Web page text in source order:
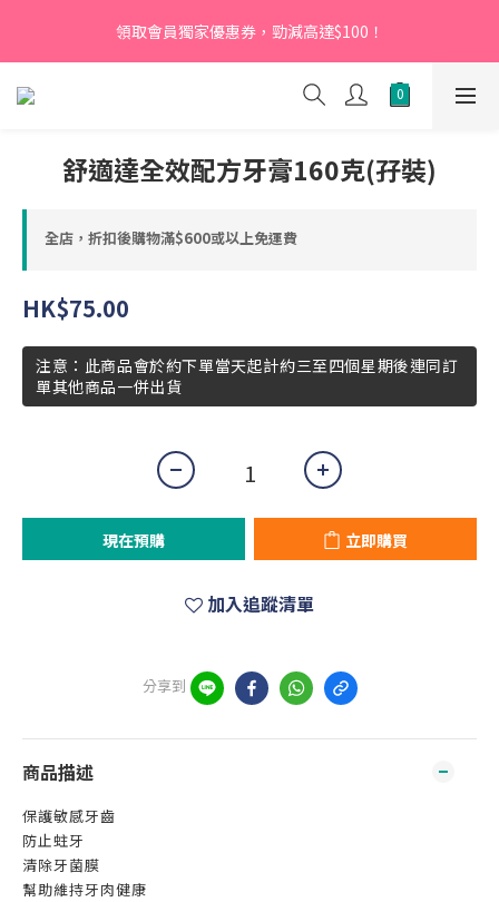
【新會員】即日起至2026月12月31日，首次下單輸入優惠碼
「NEW95」即可享95折
領取會員獨家優惠券，勁減高達$100！
【新會員】即日起至2026月12月31日，首次下單輸入優惠碼
「NEW95」即可享95折
舒適達全效配方牙膏160克(孖裝)
全店，折扣後購物滿$600或以上免運費
HK$75.00
注意：此商品會於約下單當天起計約三至四個星期後連同訂
單其他商品一併出貨
現在預購 立即購買
加入追蹤清單
分享到
商品描述
保護敏感牙齒
防止蛀牙
清除牙菌膜
幫助維持牙肉健康